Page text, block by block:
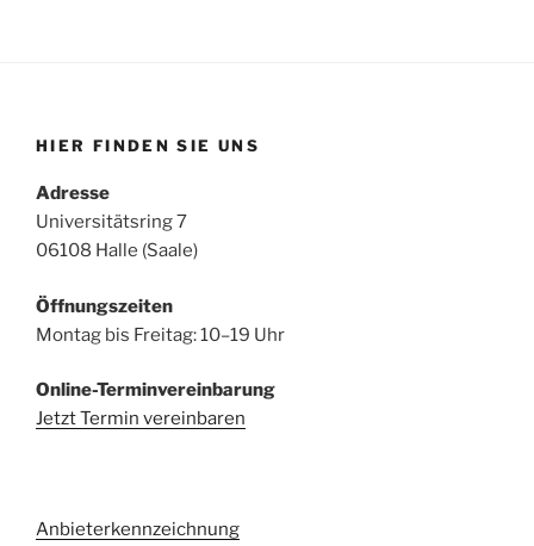
HIER FINDEN SIE UNS
Adresse
Universitätsring 7
06108 Halle (Saale)
Öffnungszeiten
Montag bis Freitag: 10–19 Uhr
Online-Terminvereinbarung
Jetzt Termin vereinbaren
Anbieterkennzeichnung